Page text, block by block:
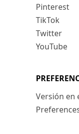
Pinterest
TikTok
Twitter
YouTube
Versión en